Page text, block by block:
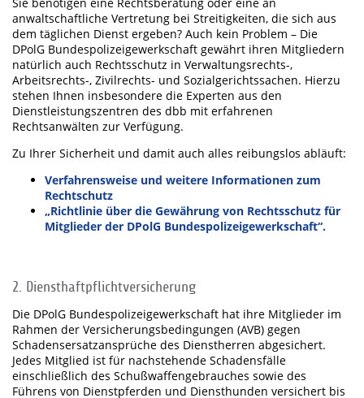
anwaltschaftliche Vertretung bei Streitigkeiten, die sich aus
dem täglichen Dienst ergeben? Auch kein Problem – Die
DPolG Bundespolizeigewerkschaft gewährt ihren Mitgliedern
natürlich auch Rechtsschutz in Verwaltungsrechts-,
Arbeitsrechts-, Zivilrechts- und Sozialgerichtssachen. Hierzu
stehen Ihnen insbesondere die Experten aus den
Dienstleistungszentren des dbb mit erfahrenen
Rechtsanwälten zur Verfügung.
Zu Ihrer Sicherheit und damit auch alles reibungslos abläuft:
Verfahrensweise und weitere Informationen zum
Rechtschutz
„Richtlinie über die Gewährung von Rechtsschutz für
Mitglieder der DPolG Bundespolizeigewerkschaft“.
2. Diensthaftpflichtversicherung
Die DPolG Bundespolizeigewerkschaft hat ihre Mitglieder im
Rahmen der Versicherungsbedingungen (AVB) gegen
Schadensersatzansprüche des Dienstherren abgesichert.
Jedes Mitglied ist für nachstehende Schadensfälle
einschließlich des Schußwaffengebrauches sowie des
Führens von Dienstpferden und Diensthunden versichert bis